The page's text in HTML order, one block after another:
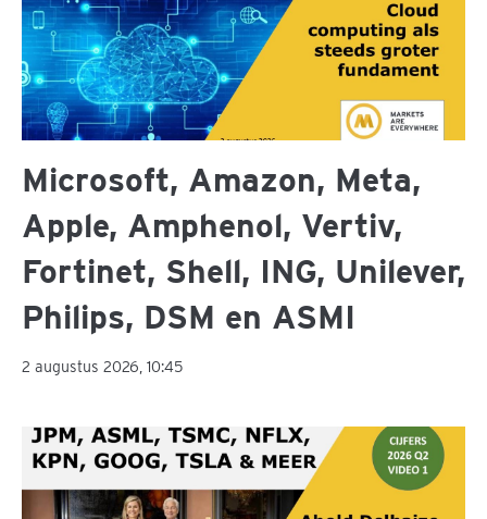
Microsoft, Amazon, Meta,
Apple, Amphenol, Vertiv,
Fortinet, Shell, ING, Unilever,
Philips, DSM en ASMI
2 augustus 2026, 10:45